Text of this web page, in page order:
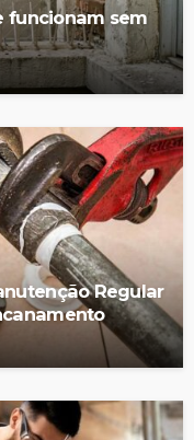
funcionam sem
Regular